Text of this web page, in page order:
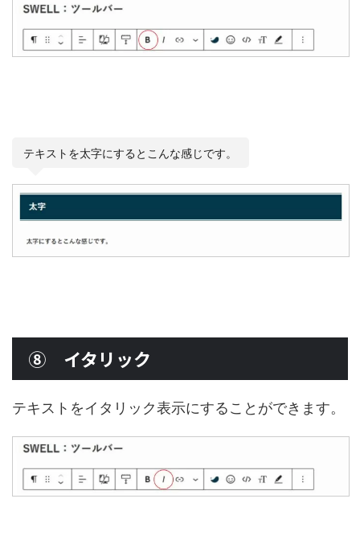
テキストを太字にするとこんな感じです。
⑧ イタリック
テキストをイタリック表示にすることができます。